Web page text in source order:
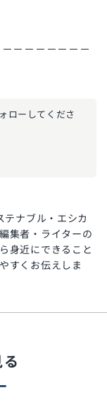
－－－－－－－
ローしてくださ
テナブル・エシカ
集者・ライターの
身近にできること
すくお伝えしま